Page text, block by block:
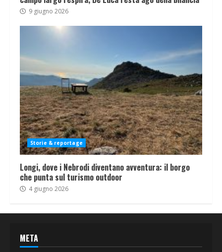
9 giugno 2026
Storie & reportage
Longi, dove i Nebrodi diventano avventura: il borgo
che punta sul turismo outdoor
4 giugno 2026
META